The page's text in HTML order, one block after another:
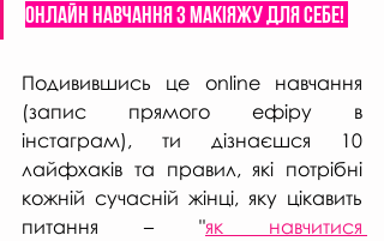
онлайн навчання з МАКІЯЖУ ДЛЯ СЕБЕ!
Подивившись це online навчання
(запис прямого ефіру в
інстаграм), ти дізнаєшся 10
лайфхаків та правил, які потрібні
кожній сучасній жінці, яку цікавить
питання – "як навчитися